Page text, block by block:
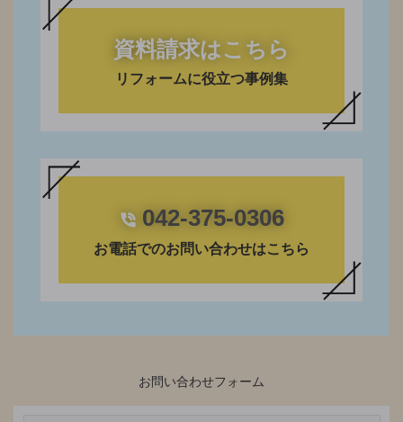
資料請求はこちら
リフォームに役立つ事例集
042-375-0306
お電話でのお問い合わせはこちら
お問い合わせフォーム